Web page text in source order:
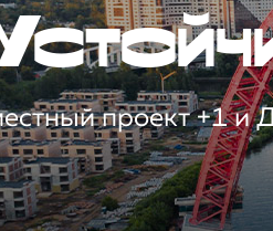
проект +1 и